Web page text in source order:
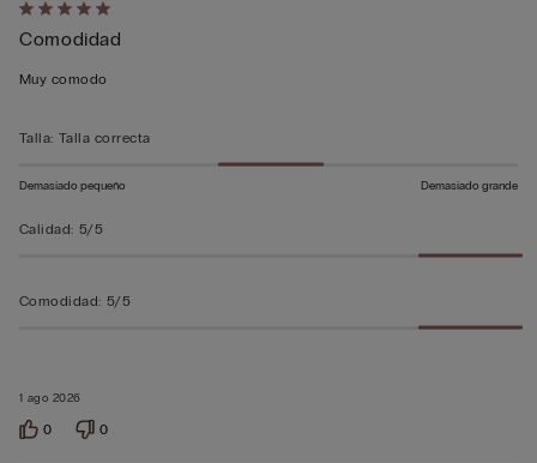
Calificación
de
5
5
1 ago 2026
Comodidad
Muy comodo
Talla: Talla correcta
Demasiado pequeño Demasiado grande
Calidad: 5/5
Comodidad: 5/5
0 0